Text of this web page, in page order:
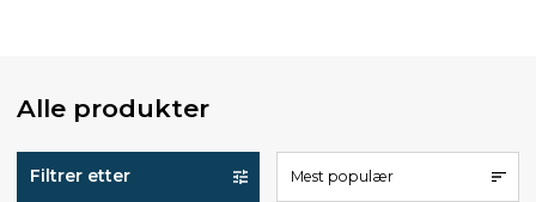
Alle produkter
Filtrer etter Mest populær